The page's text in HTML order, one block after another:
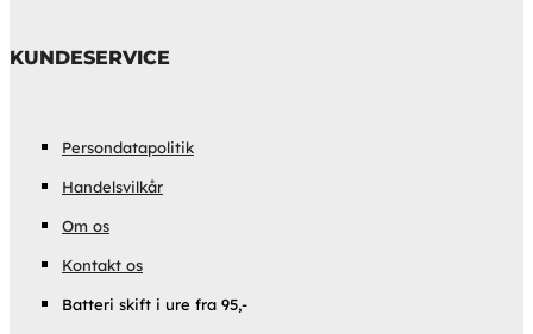
KUNDESERVICE
Persondatapolitik
Handelsvilkår
Om os
Kontakt os
Batteri skift i ure fra 95,-